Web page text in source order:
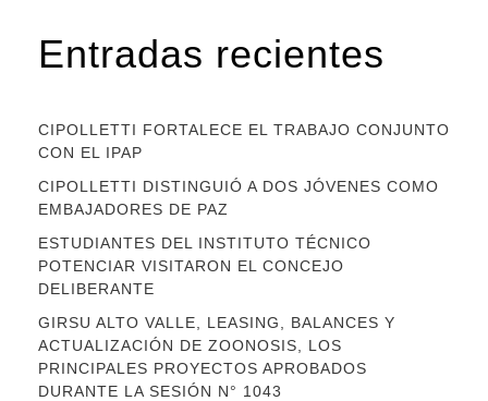
Entradas recientes
CIPOLLETTI FORTALECE EL TRABAJO CONJUNTO
CON EL IPAP
CIPOLLETTI DISTINGUIÓ A DOS JÓVENES COMO
EMBAJADORES DE PAZ
ESTUDIANTES DEL INSTITUTO TÉCNICO
POTENCIAR VISITARON EL CONCEJO
DELIBERANTE
GIRSU ALTO VALLE, LEASING, BALANCES Y
ACTUALIZACIÓN DE ZOONOSIS, LOS
PRINCIPALES PROYECTOS APROBADOS
DURANTE LA SESIÓN N° 1043